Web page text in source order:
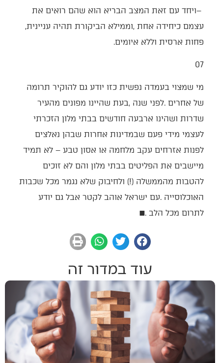
‬עצמם‭ ‬כיחידה‭ ‬אחת‭, ‬וממילא‭ ‬הביקורת‭ ‬תהיה‭ ‬עניינית‭,
‬פחות‭ ‬ארסית‭ ‬וללא‭ ‬איומים‭.‬
07‭ ‬
‬של‭ ‬אחרים‭. ‬לפני‭ ‬שנה‭, ‬בעת‭ ‬שהיינו‭ ‬מפונים‭ ‬מהעיר‭
‬שדרות‭ ‬ושהינו‭ ‬ארבעה‭ ‬חודשים‭ ‬בבתי‭ ‬מלון‭ ‬הזכרתי‭
‬לעצמי‭ ‬מידי‭ ‬פעם‭ ‬שבמדינות‭ ‬אחרות‭ ‬שבהן‭ ‬נאלצים‭
‬לפנות‭ ‬אזרחים‭ ‬עקב‭ ‬מלחמה‭ ‬או‭ ‬אסון‭ ‬טבע‭ ‬‮–‬‭ ‬לא‭ ‬תמיד‭
‬מיישבים‭ ‬את‭ ‬הפליטים‭ ‬בבתי‭ ‬מלון‭ ‬והם‭ ‬לא‭ ‬זוכים‭
‬להטבות‭ ‬מהממשלה‭ (!) ‬ולחיבוק‭ ‬שלא‭ ‬נגמר‭ ‬מכל‭ ‬שכבות‭
‬האוכלוסייה‭. ‬עם‭ ‬ישראל‭ ‬אוהב‭ ‬לקטר‭ ‬אבל‭ ‬גם‭ ‬יודע‭
‬לתרום‭ ‬מכל‭ ‬הלב‭. ‬
■
עוד במדור זה